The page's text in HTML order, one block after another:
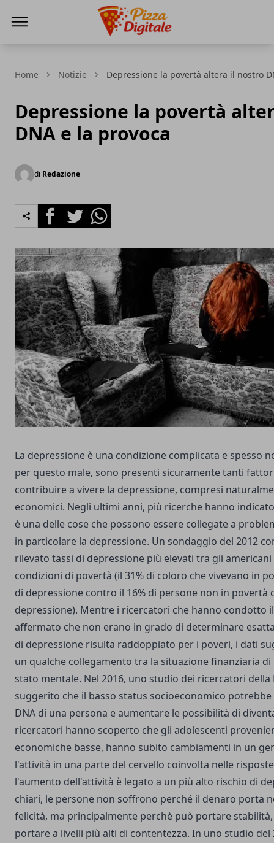
Home Notizie Depressione la povertà altera il nostro
Depressione la povertà
DNA e la provoca
di Redazione
FacebookTwitterWhatsapp
La depressione è una condizione complicata e spesso
per questo male, sono presenti sicuramente tanti
contribuire a vivere la depressione, compresi
economici. Negli ultimi anni, più ricerche hanno
è una delle cose che possono essere collegate a
in particolare la depressione. Un sondaggio del 2012
rilevato tassi di depressione più elevati tra gli americani
condizioni di povertà (il 31% di coloro che vivevano in
di depressione contro il 16% di persone non in povertà
depressione). Mentre i ricercatori che hanno condotto
affermato che non erano in grado di determinare
di depressione risulta raddoppiato per i poveri, i dati
un qualche collegamento tra la situazione finanziaria
stato mentale. Nel 2016, uno studio dei ricercatori
suggerito che il basso status socioeconomico
DNA di una persona e aumentare le possibilità di
ricercatori hanno scoperto che gli adolescenti
economiche basse, hanno subito cambiamenti in un
l'attività in una parte del cervello coinvolta nelle
l'aumento dell'attività è legato a un più alto rischio di
chiari, le persone non soffrono perché il denaro porta
felicità, ma principalmente perchè può portare
portare a livelli più alti di contentezza. In uno studio del